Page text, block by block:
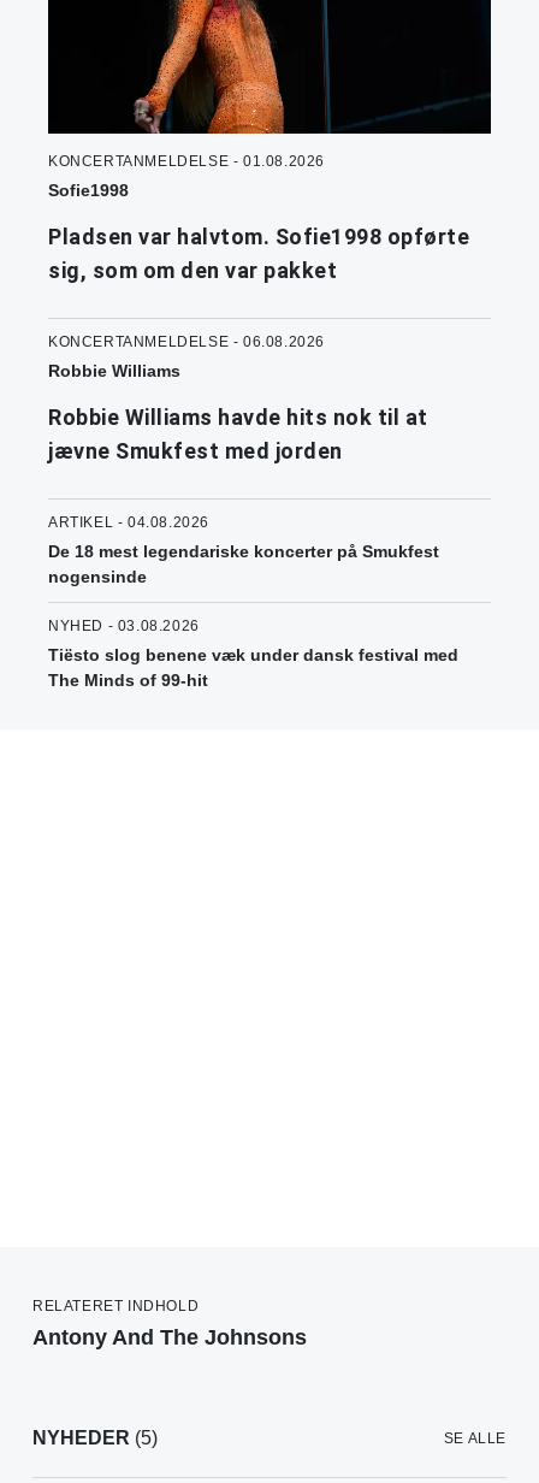
KONCERTANMELDELSE - 01.08.2026
Sofie1998
Pladsen var halvtom. Sofie1998 opførte
sig, som om den var pakket
KONCERTANMELDELSE - 06.08.2026
Robbie Williams
Robbie Williams havde hits nok til at
jævne Smukfest med jorden
ARTIKEL - 04.08.2026
De 18 mest legendariske koncerter på Smukfest
nogensinde
NYHED - 03.08.2026
Tiësto slog benene væk under dansk festival med
The Minds of 99-hit
RELATERET INDHOLD
Antony And The Johnsons
NYHEDER (5) SE ALLE